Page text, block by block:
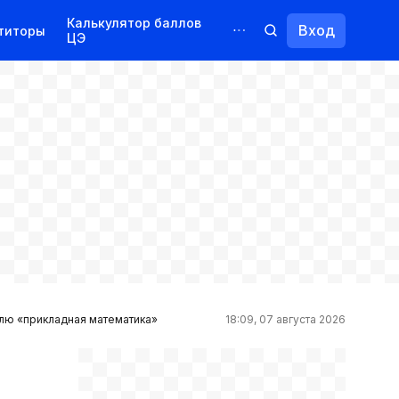
Калькулятор баллов
ЦЭ
Вход
«прикладная математика» 18:09, 07 августа 2026